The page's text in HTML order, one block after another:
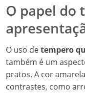
O papel do
O uso detempero
também é um
pratos. A cor
contrastes, como